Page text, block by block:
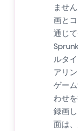
ませ
画と
通じ
ルタ
アリ
ゲー
わせ
録画
面は